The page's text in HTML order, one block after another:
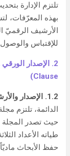
بهذه المعرّفات،
الأرشيف الرقميّ
للإقتباس
2. الإصدار الورقي والتوزيع
Clause
)
1.2. الإصدار والأرشفة الورقية:
الدائمة، تلتزم
حيث تصدر المجلة
طياته الأعداد
حفظ الأبحاث